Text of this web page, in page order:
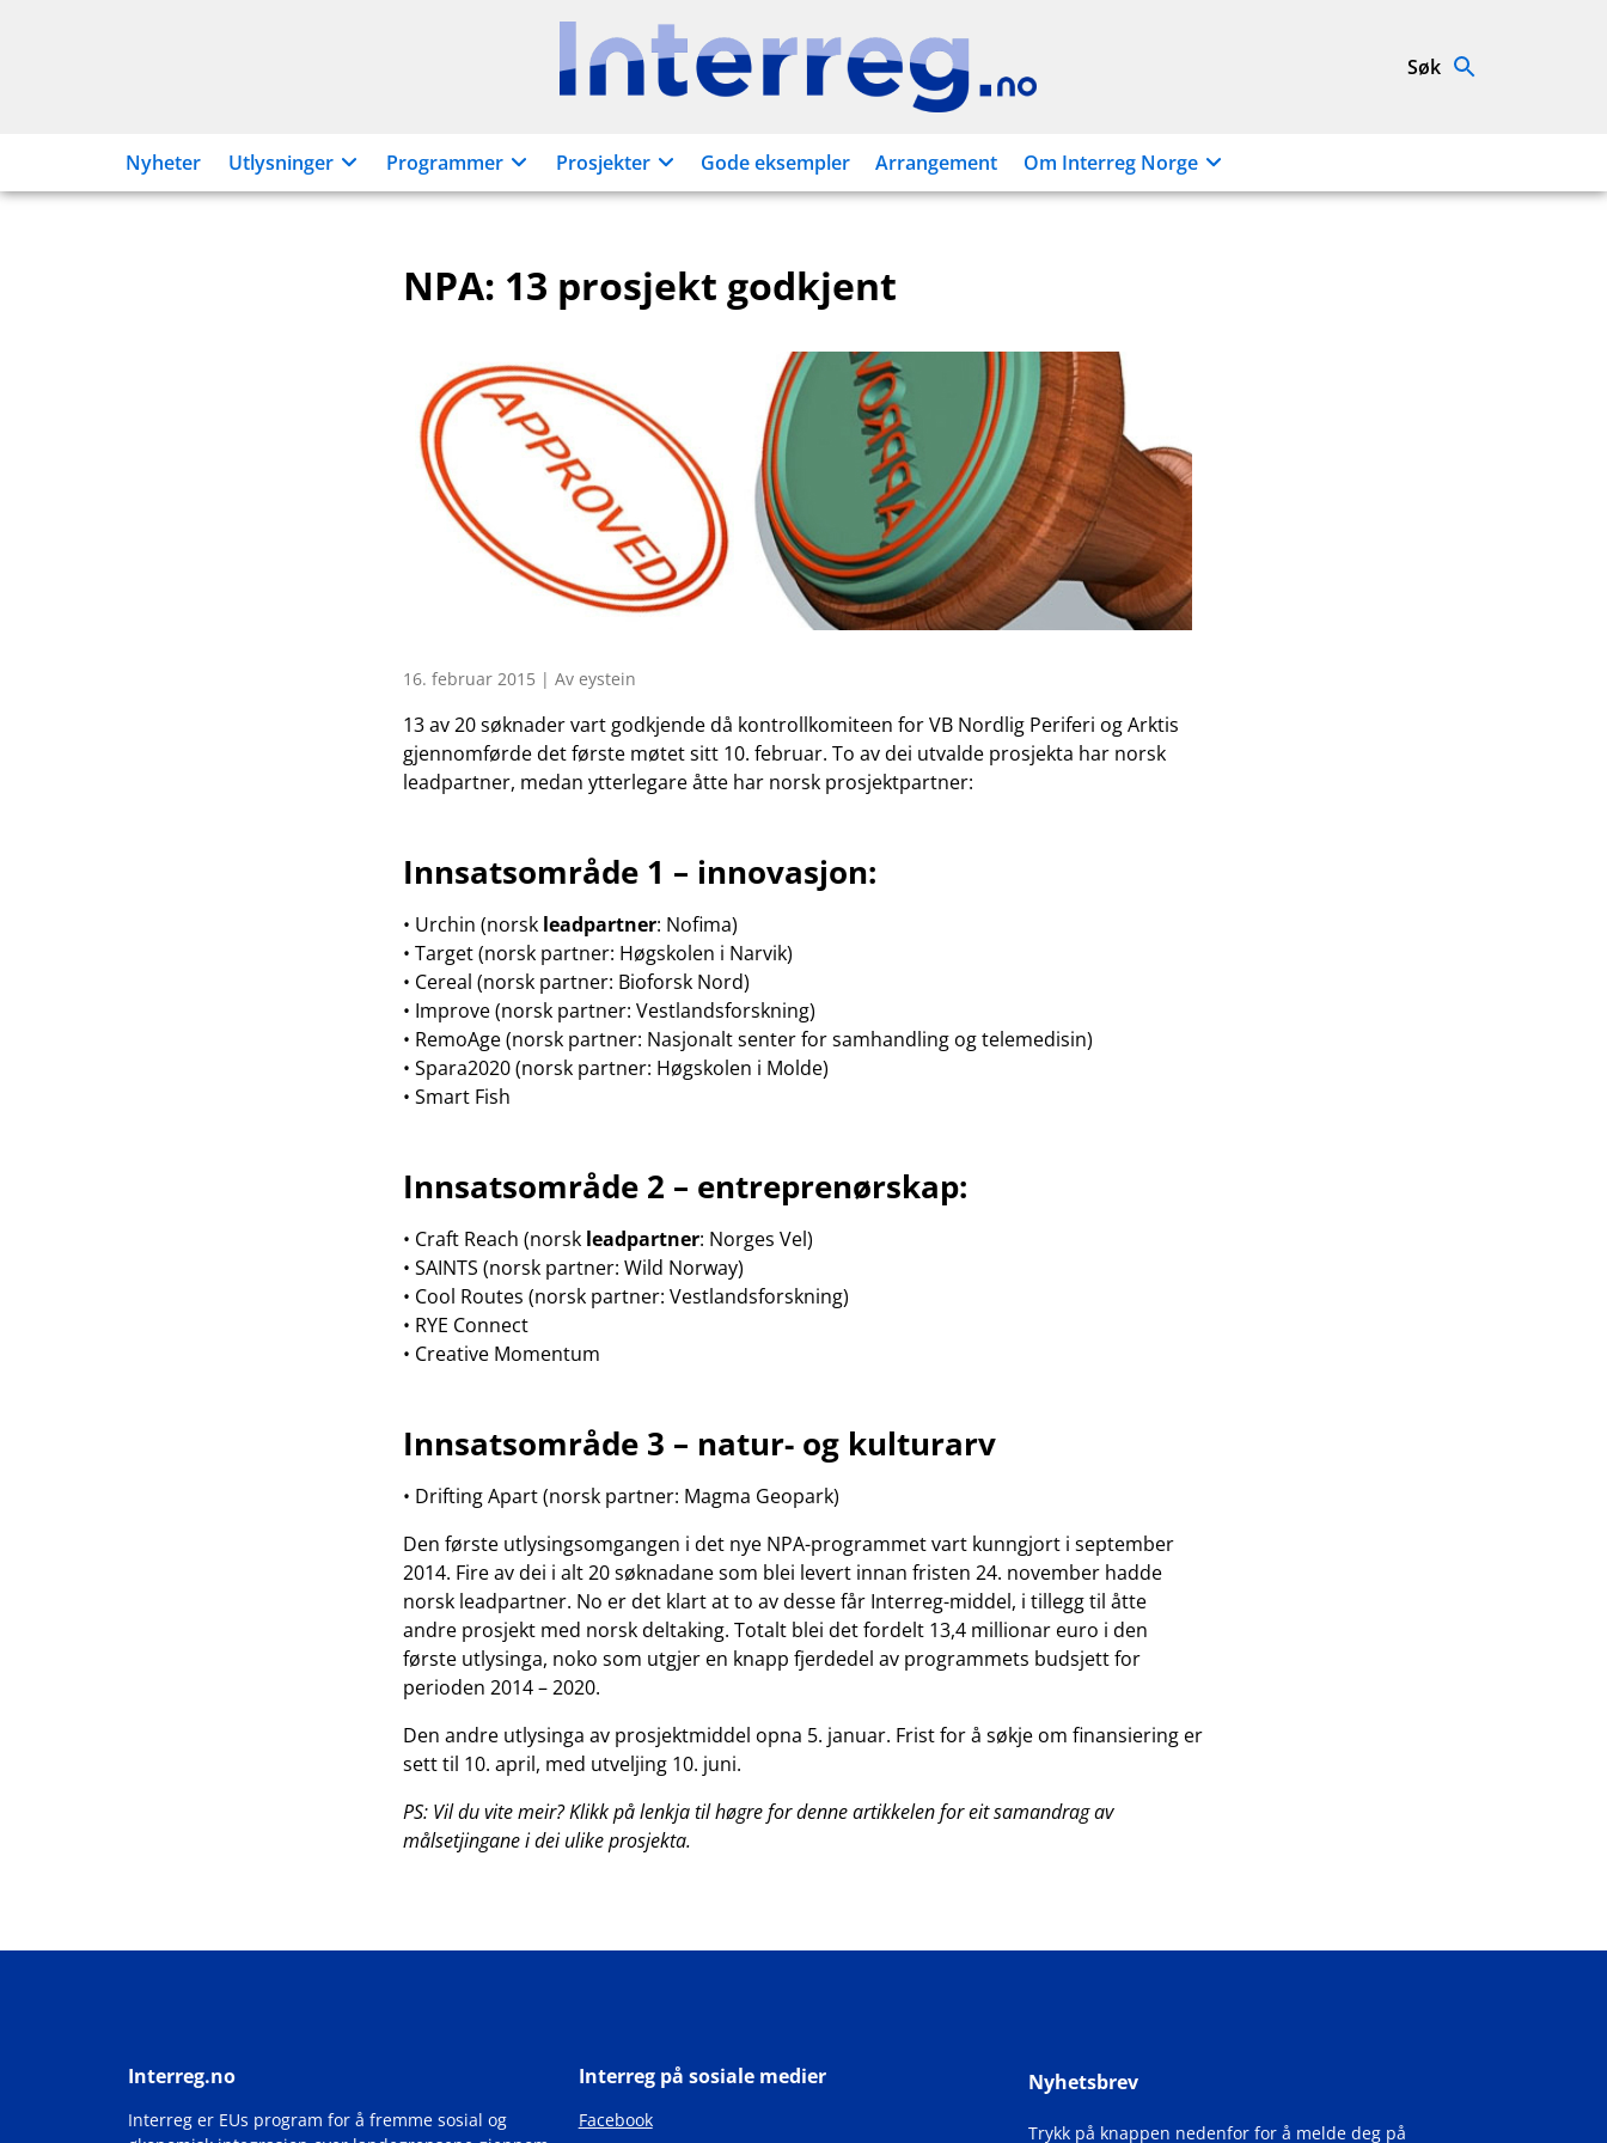
Interreg.no Søk
Nyheter Utlysninger Programmer Prosjekter Gode eksempler Arrangement Om Interreg Norge
NPA: 13 prosjekt godkjent
16. februar 2015 | Av eystein
13 av 20 søknader vart godkjende då kontrollkomiteen for VB Nordlig Periferi og Arktis
gjennomførde det første møtet sitt 10. februar. To av dei utvalde prosjekta har norsk
leadpartner, medan ytterlegare åtte har norsk prosjektpartner:
Innsatsområde 1 – innovasjon:
• Urchin (norsk leadpartner: Nofima)
• Target (norsk partner: Høgskolen i Narvik)
• Cereal (norsk partner: Bioforsk Nord)
• Improve (norsk partner: Vestlandsforskning)
• RemoAge (norsk partner: Nasjonalt senter for samhandling og telemedisin)
• Spara2020 (norsk partner: Høgskolen i Molde)
• Smart Fish
Innsatsområde 2 – entreprenørskap:
• Craft Reach (norsk leadpartner: Norges Vel)
• SAINTS (norsk partner: Wild Norway)
• Cool Routes (norsk partner: Vestlandsforskning)
• RYE Connect
• Creative Momentum
Innsatsområde 3 – natur- og kulturarv
• Drifting Apart (norsk partner: Magma Geopark)
Den første utlysingsomgangen i det nye NPA-programmet vart kunngjort i september
2014. Fire av dei i alt 20 søknadane som blei levert innan fristen 24. november hadde
norsk leadpartner. No er det klart at to av desse får Interreg-middel, i tillegg til åtte
andre prosjekt med norsk deltaking. Totalt blei det fordelt 13,4 millionar euro i den
første utlysinga, noko som utgjer en knapp fjerdedel av programmets budsjett for
perioden 2014 – 2020.
Den andre utlysinga av prosjektmiddel opna 5. januar. Frist for å søkje om finansiering er
sett til 10. april, med utveljing 10. juni.
PS: Vil du vite meir? Klikk på lenkja til høgre for denne artikkelen for eit samandrag av
målsetjingane i dei ulike prosjekta.
Interreg.no
Interreg er EUs program for å fremme sosial og
Interreg på sosiale medier
Facebook
Nyhetsbrev
Trykk på knappen nedenfor for å melde deg på